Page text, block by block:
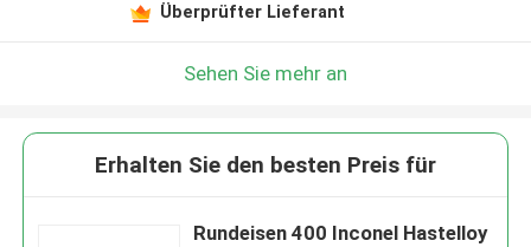
Überprüfter Lieferant
Sehen Sie mehr an
Erhalten Sie den besten Preis für
Rundeisen 400 Inconel Hastelloy